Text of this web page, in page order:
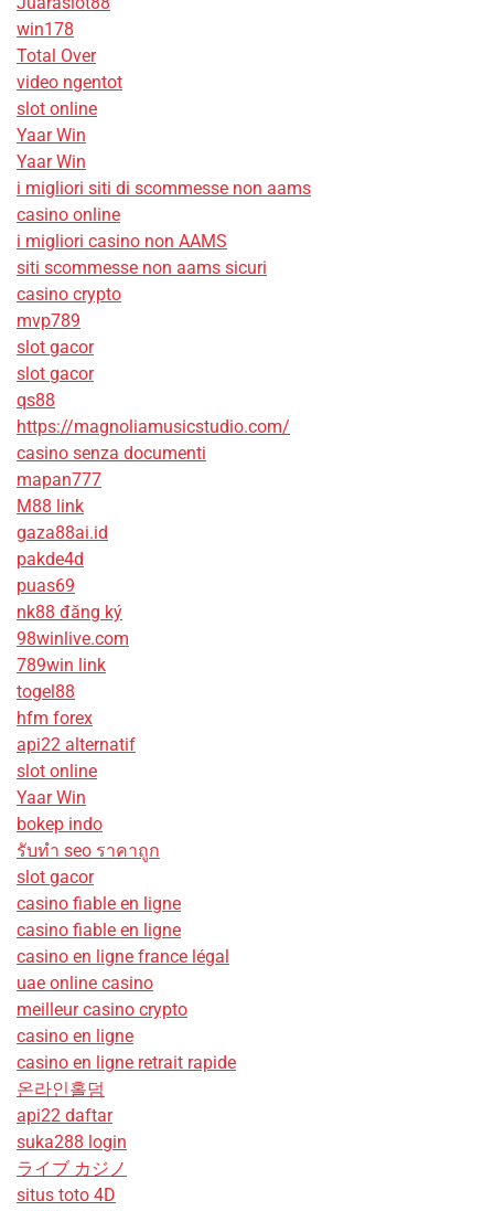
win178
Total Over
video ngentot
slot online
Yaar Win
Yaar Win
i migliori siti di scommesse non aams
casino online
i migliori casino non AAMS
siti scommesse non aams sicuri
casino crypto
mvp789
slot gacor
slot gacor
qs88
https://magnoliamusicstudio.com/
casino senza documenti
mapan777
M88 link
gaza88ai.id
pakde4d
puas69
nk88 đăng ký
98winlive.com
789win link
togel88
hfm forex
api22 alternatif
slot online
Yaar Win
bokep indo
รับทํา seo ราคาถูก
slot gacor
casino fiable en ligne
casino fiable en ligne
casino en ligne france légal
uae online casino
meilleur casino crypto
casino en ligne
casino en ligne retrait rapide
온라인홀덤
api22 daftar
suka288 login
ライブ カジノ
situs toto 4D